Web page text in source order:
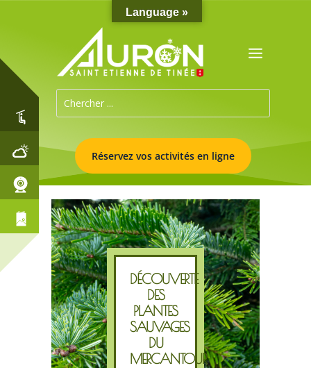
Réservez vos activités en ligne
DÉCOUVERTE
DES
PLANTES
SAUVAGES
DU
MERCANTOUR
Language »